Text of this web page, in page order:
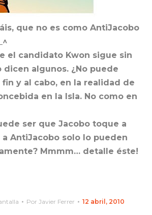
que no es como AntiJacobo
el candidato Kwon sigue sin
dicen algunos. ¿No puede
fin y al cabo, en la realidad de
en la Isla. No como en
ser que Jacobo toque a
AntiJacobo solo lo pueden
Mmmm… detalle éste!
Por Javier Ferrer 12 abril, 2010